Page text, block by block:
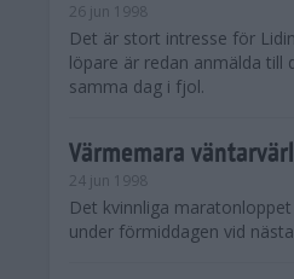
26 jun 1998
Det är stort intresse för
löpare är redan anmälda till
samma dag i fjol.
Värmemara
24 jun 1998
Det kvinnliga
under förmiddagen vid